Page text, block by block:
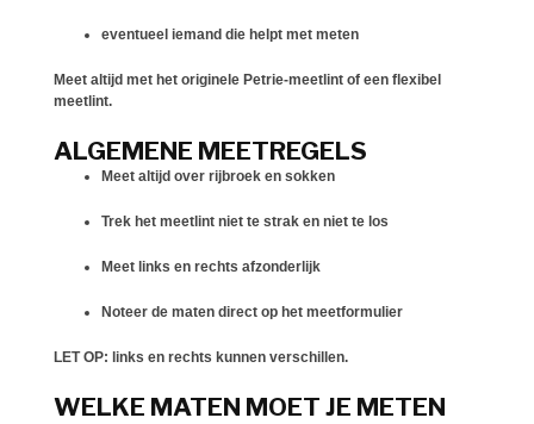
eventueel iemand die helpt met meten
Meet altijd met het originele Petrie-meetlint of een flexibel
meetlint.
ALGEMENE MEETREGELS
Meet altijd over rijbroek en sokken
Trek het meetlint niet te strak en niet te los
Meet links en rechts afzonderlijk
Noteer de maten direct op het meetformulier
LET OP: links en rechts kunnen verschillen.
WELKE MATEN MOET JE METEN